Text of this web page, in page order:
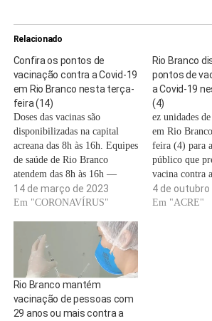
Relacionado
Confira os pontos de
vacinação contra a Covid-19
em Rio Branco nesta terça-
feira (14)
Doses das vacinas são
disponibilizadas na capital
acreana das 8h às 16h. Equipes
de saúde de Rio Branco
atendem das 8h às 16h —
Foto: Emanoele Daiane. As
Unidades de Referência em
Unidades de Saúde Familiar
(USF) estarão desta terça-feira
(14) para atender a população
que…
14 de março de 2023
Em "CORONAVÍRUS"
Rio Branco
pontos de
a Covid-19
(4)
ez unidades
em Rio
feira (4) para
público que
vacina contra
horário de
8h às 16h. A
4 de outubro
Em "ACRE"
Rio Branco mantém
vacinação de pessoas com
29 anos ou mais contra a